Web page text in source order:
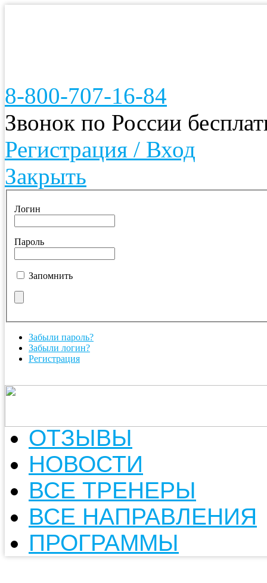
8-800-707-16-84
Звонок по России
Регистрация / Вход
Закрыть
Логин
Пароль
Запомнить
Забыли пароль?
Забыли логин?
Регистрация
ОТЗЫВЫ
НОВОСТИ
ВСЕ ТРЕНЕРЫ
ВСЕ НАПРАВЛЕНИЯ
ПРОГРАММЫ